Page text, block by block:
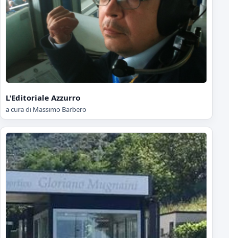
L'Editoriale Azzurro
a cura di Massimo Barbero